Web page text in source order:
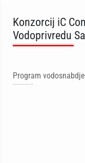
Konzorcij iC
Vodoprivredu
Program